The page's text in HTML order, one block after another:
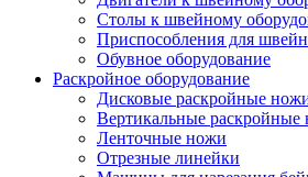
Столы к швейному
Приспособления для
Обувное оборудование
Раскройное оборудование
Дисковые раскройные
Вертикальные раскройные
Ленточные ножи
Отрезные линейки